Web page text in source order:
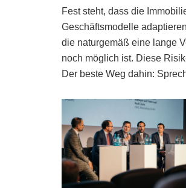
Fest steht, dass die
Geschäftsmodelle
die naturgemäß eine lange
noch möglich ist. Diese
Der beste Weg dahin: